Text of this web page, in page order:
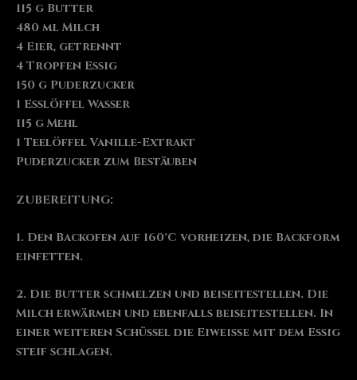
115 g Butter
480 ml Milch
4 Eier, getrennt
4 Tropfen Essig
150 g Puderzucker
1 Esslöffel Wasser
115 g Mehl
1 Teelöffel Vanille-Extrakt
Puderzucker zum Bestäuben
ZUBEREITUNG:
1. Den Backofen auf 160°C vorheizen, die Backform
einfetten.
2. Die Butter schmelzen und beiseitestellen. Die
Milch erwärmen und ebenfalls beiseitestellen. In
einer weiteren Schüssel die Eiweiße mit dem Essig
steif schlagen.